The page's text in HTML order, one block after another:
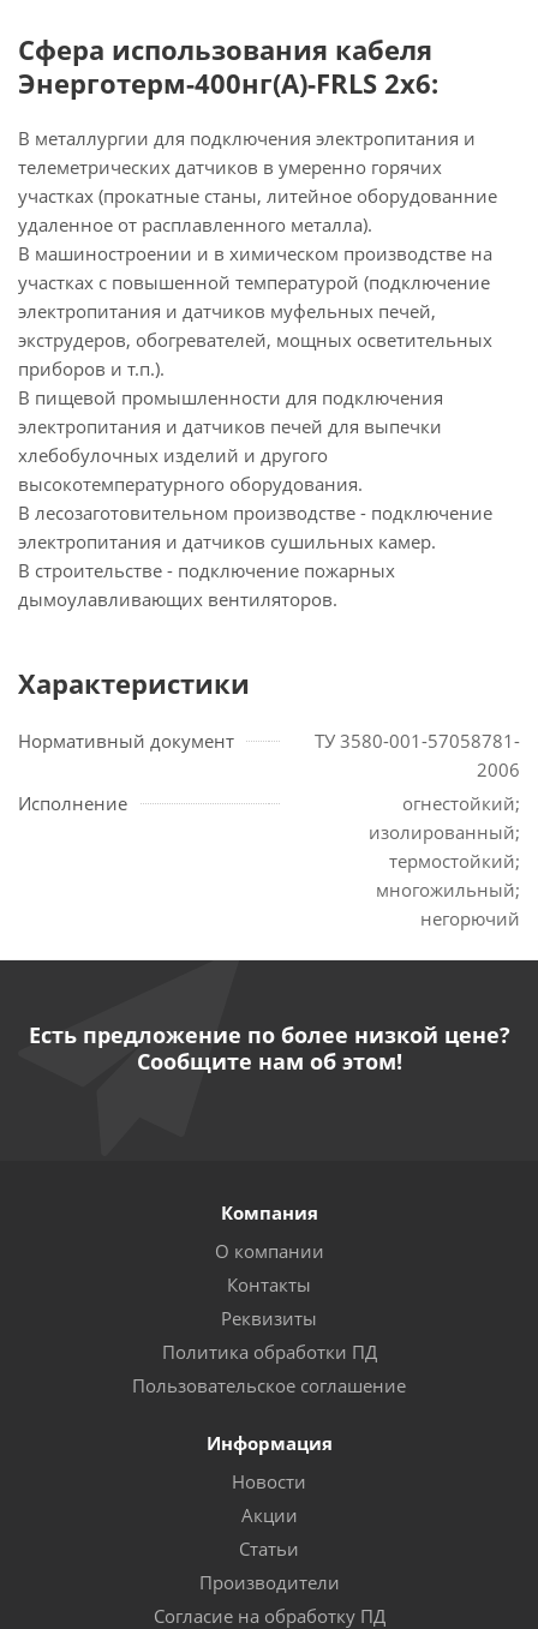
Сфера использования кабеля
Энерготерм-400нг(А)-FRLS 2х6:
В металлургии для подключения электропитания и
телеметрических датчиков в умеренно горячих
участках (прокатные станы, литейное оборудованние
удаленное от расплавленного металла).
В машиностроении и в химическом производстве на
участках с повышенной температурой (подключение
электропитания и датчиков муфельных печей,
экструдеров, обогревателей, мощных осветительных
приборов и т.п.).
В пищевой промышленности для подключения
электропитания и датчиков печей для выпечки
хлебобулочных изделий и другого
высокотемпературного оборудования.
В лесозаготовительном производстве - подключение
электропитания и датчиков сушильных камер.
В строительстве - подключение пожарных
дымоулавливающих вентиляторов.
Характеристики
Нормативный документ
ТУ 3580-001-57058781-
2006
Исполнение
огнестойкий;
изолированный;
термостойкий;
многожильный;
негорючий
Есть предложение по более низкой цене?
Сообщите нам об этом!
Компания
О компании
Контакты
Реквизиты
Политика обработки ПД
Пользовательское соглашение
Информация
Новости
Акции
Статьи
Производители
Согласие на обработку ПД